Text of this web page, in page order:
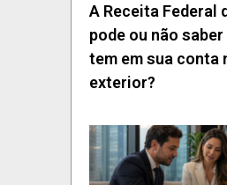
A Receita Federal
pode ou não
tem em sua conta
exterior?